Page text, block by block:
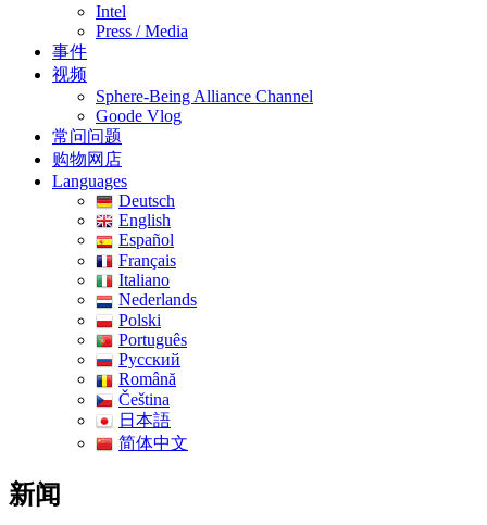
Intel
Press / Media
事件
视频
Sphere-Being Alliance Channel
Goode Vlog
常问问题
购物网店
Languages
Deutsch
English
Español
Français
Italiano
Nederlands
Polski
Português
Pусский
Română
Čeština
日本語
简体中文
新闻